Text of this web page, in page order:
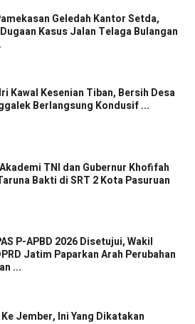
Geledah Kantor Setda,
Kasus Jalan Telaga Bulangan
Kawal Kesenian Tiban, Bersih Desa
Berlangsung Kondusif ...
TNI dan Gubernur Khofifah
Bakti di SRT 2 Kota Pasuruan
P-APBD 2026 Disetujui, Wakil
Jatim Paparkan Arah Perubahan
...
Jember, Ini Yang Dikatakan